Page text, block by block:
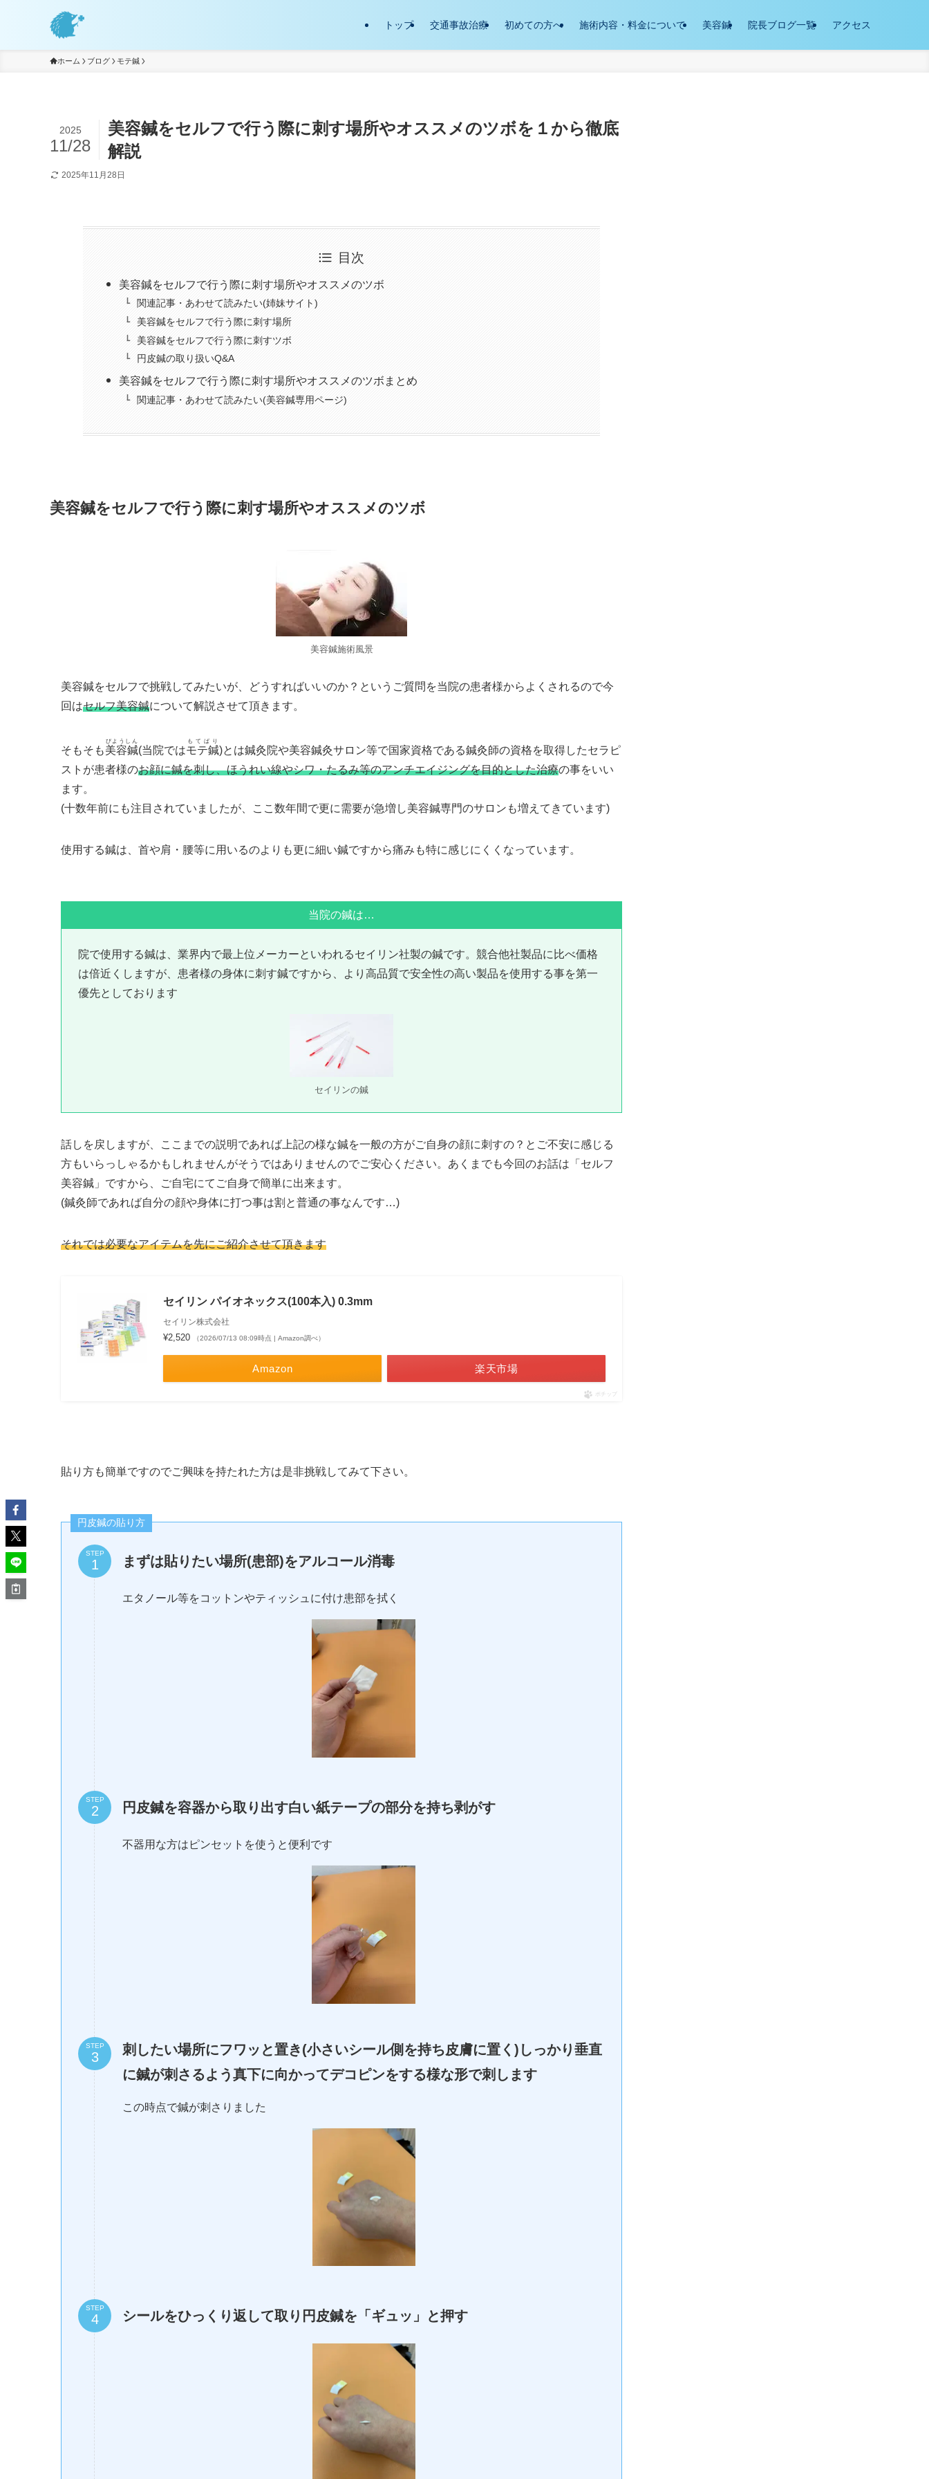
トップ 交通事故治療 初めての方へ 施術内容・料金について 美容鍼 院長ブログ一覧 アクセス
ホーム ブログ モテ鍼
美容鍼をセルフで行う際に刺す場所やオススメのツボを１から徹底
解説
2025
11/28
2025年11月28日
目次
美容鍼をセルフで行う際に刺す場所やオススメのツボ
関連記事・あわせて読みたい(姉妹サイト)
美容鍼をセルフで行う際に刺す場所
美容鍼をセルフで行う際に刺すツボ
円皮鍼の取り扱いQ&A
美容鍼をセルフで行う際に刺す場所やオススメのツボまとめ
関連記事・あわせて読みたい(美容鍼専用ページ)
美容鍼をセルフで行う際に刺す場所やオススメのツボ
美容鍼施術風景
美容鍼をセルフで挑戦してみたいが、どうすればいいのか？というご質問を当院の患者様からよくされるので今
回はセルフ美容鍼について解説させて頂きます。
そもそも美容鍼
びようしん
(当院ではモテ鍼
もてばり
)とは鍼灸院や美容鍼灸サロン等で国家資格である鍼灸師の資格を取得したセラピ
ストが患者様のお顔に鍼を刺し、ほうれい線やシワ・たるみ等のアンチエイジングを目的とした治療の事をいい
ます。
(十数年前にも注目されていましたが、ここ数年間で更に需要が急増し美容鍼専門のサロンも増えてきています)
使用する鍼は、首や肩・腰等に用いるのよりも更に細い鍼ですから痛みも特に感じにくくなっています。
当院の鍼は…
院で使用する鍼は、業界内で最上位メーカーといわれるセイリン社製の鍼です。競合他社製品に比べ価格
は倍近くしますが、患者様の身体に刺す鍼ですから、より高品質で安全性の高い製品を使用する事を第一
優先としております
セイリンの鍼
話しを戻しますが、ここまでの説明であれば上記の様な鍼を一般の方がご自身の顔に刺すの？とご不安に感じる
方もいらっしゃるかもしれませんがそうではありませんのでご安心ください。あくまでも今回のお話は「セルフ
美容鍼」ですから、ご自宅にてご自身で簡単に出来ます。
(鍼灸師であれば自分の顔や身体に打つ事は割と普通の事なんです…)
それでは必要なアイテムを先にご紹介させて頂きます
セイリン パイオネックス(100本入) 0.3mm
セイリン株式会社
¥2,520 （2026/07/13 08:09時点 | Amazon調べ）
Amazon 楽天市場
ポチップ
貼り方も簡単ですのでご興味を持たれた方は是非挑戦してみて下さい。
円皮鍼の貼り方
STEP まずは貼りたい場所(患部)をアルコール消毒
エタノール等をコットンやティッシュに付け患部を拭く
STEP 円皮鍼を容器から取り出す白い紙テープの部分を持ち剥がす
不器用な方はピンセットを使うと便利です
STEP
刺したい場所にフワッと置き(小さいシール側を持ち皮膚に置く)しっかり垂直
に鍼が刺さるよう真下に向かってデコピンをする様な形で刺します
この時点で鍼が刺さりました
STEP シールをひっくり返して取り円皮鍼を「ギュッ」と押す